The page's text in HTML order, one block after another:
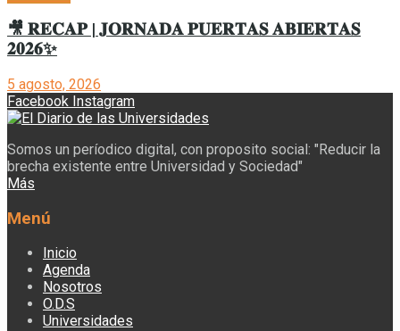
🎥 𝐑𝐄𝐂𝐀𝐏 | 𝐉𝐎𝐑𝐍𝐀𝐃𝐀 𝐏𝐔𝐄𝐑𝐓𝐀𝐒 𝐀𝐁𝐈𝐄𝐑𝐓𝐀𝐒
𝟐𝟎𝟐𝟔✨
5 agosto, 2026
Facebook Instagram
Somos un períodico digital, con proposito social: "Reducir la
brecha existente entre Universidad y Sociedad"
Más
Menú
Inicio
Agenda
Nosotros
O.D.S
Universidades